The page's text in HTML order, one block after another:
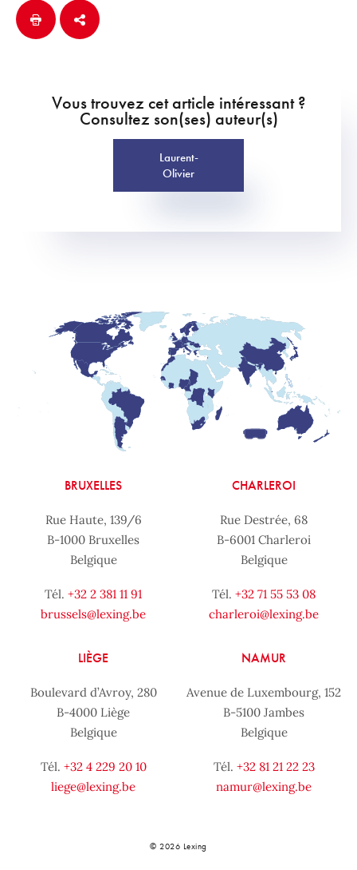
Vous trouvez cet article intéressant ?
Consultez son(ses) auteur(s)
Laurent-
Olivier
BRUXELLES
Rue Haute, 139/6
B-1000 Bruxelles
Belgique
Tél. +32 2 381 11 91
brussels@lexing.be
CHARLEROI
Rue Destrée, 68
B-6001 Charleroi
Belgique
Tél. +32 71 55 53 08
charleroi@lexing.be
LIÈGE
Boulevard d’Avroy, 280
B-4000 Liège
Belgique
Tél. +32 4 229 20 10
liege@lexing.be
NAMUR
Avenue de Luxembourg, 152
B-5100 Jambes
Belgique
Tél. +32 81 21 22 23
namur@lexing.be
© 2026 Lexing